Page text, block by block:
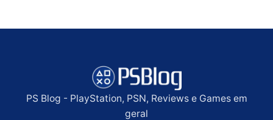
PS Blog - PlayStation, PSN, Reviews e Games em
geral